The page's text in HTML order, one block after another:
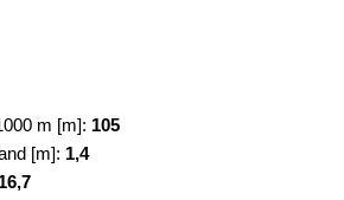
m [m]: 105
[m]: 1,4
16,7